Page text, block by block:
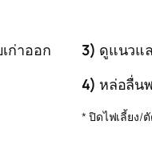
ก่าออก
3) ดูแนวแ
4) หล่อลื่น
* ปิดไฟเลี้ยง/